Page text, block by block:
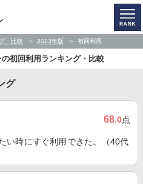
・比較 2023年版 初回利用
の初回利用ランキング・比較
グ
68.0点
い時にすぐ利用できた。（40代